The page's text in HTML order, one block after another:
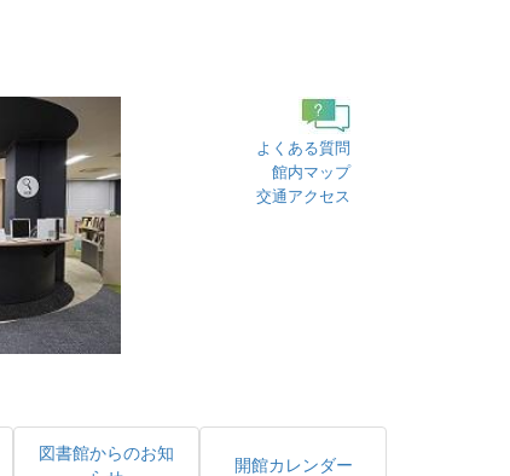
よくある質問
館内マップ
交通アクセス
図書館からのお知
開館カレンダー